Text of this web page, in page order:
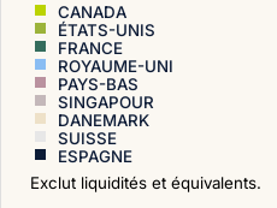
CANADA
ÉTATS-UNIS
FRANCE
ROYAUME-UNI
PAYS-BAS
SINGAPOUR
DANEMARK
SUISSE
ESPAGNE
Exclut liquidités et équivalents.